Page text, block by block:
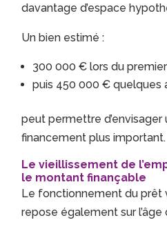
davantage d’espace
Un bien estimé :
300 000 € lors du
puis 450 000 € quelques
peut permettre d’envisager
financement plus important.
Le vieillissement de
le montant finançable
Le fonctionnement du prêt
repose également sur